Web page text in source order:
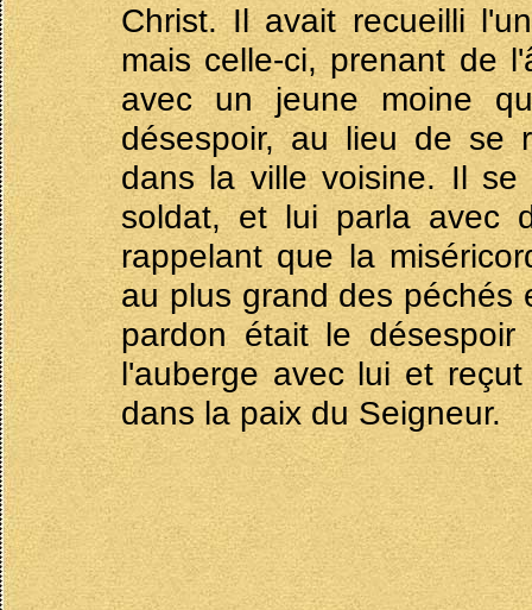
Christ. Il avait recueilli
mais celle-ci, prenant de
avec un jeune moine
désespoir, au lieu de se
dans la ville voisine. Il
soldat, et lui parla avec
rappelant que la
au plus grand des péchés
pardon était le
l'auberge avec lui et
dans la paix du Seigneur.